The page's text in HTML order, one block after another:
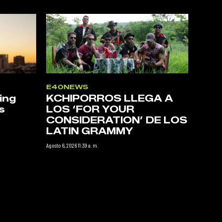
E40NEWS
KCHIPORROS LLEGA A
LOS ‘FOR YOUR
CONSIDERATION’ DE LOS
LATIN GRAMMY
Agosto 6, 2026 11:39 a. m.